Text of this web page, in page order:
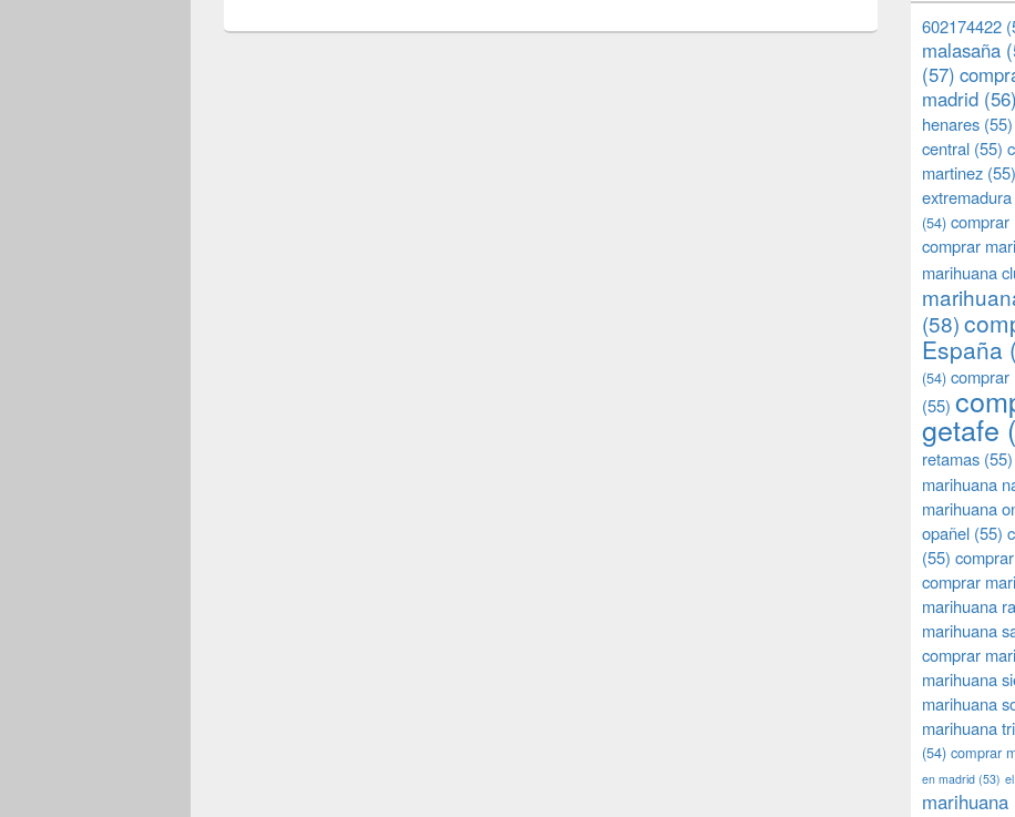
602174422
malasaña
(57)
madrid (56)
henares (55)
central (55)
martinez (55)
extremadura
(54) comprar
comprar
marihuana
(58)
España
(54) comprar
(55)
getafe
retamas (55)
marihuana
marihuana
opañel (55)
(55)
comprar
marihuana
marihuana
comprar
marihuana
marihuana
marihuana
(54) comprar
en madrid (53)
marihuana